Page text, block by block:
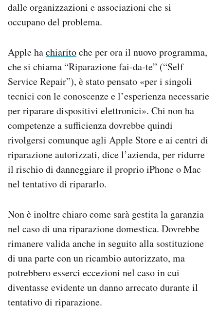
dalle organizzazioni e associazioni che si
occupano del problema.
Apple hachiaritoche per ora il nuovo programma,
che si chiama “Riparazione fai-da-te” (“Self
Service Repair”), è stato pensato «per i singoli
tecnici con le conoscenze e l’esperienza necessarie
per riparare dispositivi elettronici». Chi non ha
competenze a sufficienza dovrebbe quindi
rivolgersi comunque agli Apple Store e ai centri di
riparazione autorizzati, dice l’azienda, per ridurre
il rischio di danneggiare il proprio iPhone o Mac
nel tentativo di ripararlo.
Non è inoltre chiaro come sarà gestita la garanzia
nel caso di una riparazione domestica. Dovrebbe
rimanere valida anche in seguito alla sostituzione
di una parte con un ricambio autorizzato, ma
potrebbero esserci eccezioni nel caso in cui
diventasse evidente un danno arrecato durante il
tentativo di riparazione.